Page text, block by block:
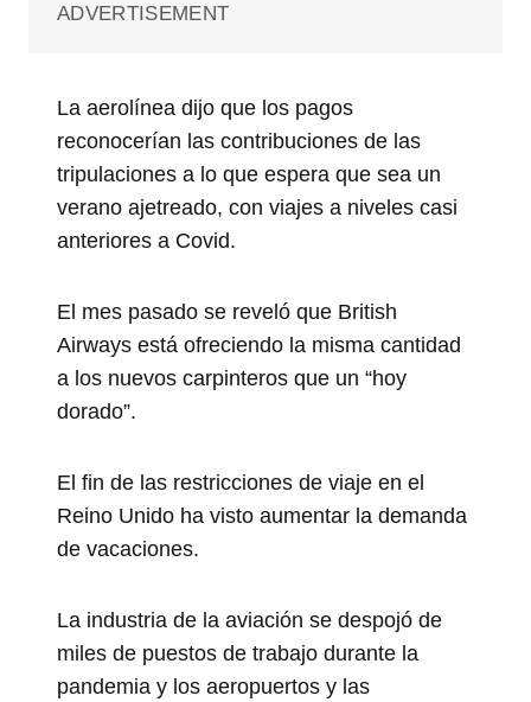
ADVERTISEMENT
La aerolínea dijo que los pagos
reconocerían las contribuciones de las
tripulaciones a lo que espera que sea un
verano ajetreado, con viajes a niveles casi
anteriores a Covid.
El mes pasado se reveló que British
Airways está ofreciendo la misma cantidad
a los nuevos carpinteros que un “hoy
dorado”.
El fin de las restricciones de viaje en el
Reino Unido ha visto aumentar la demanda
de vacaciones.
La industria de la aviación se despojó de
miles de puestos de trabajo durante la
pandemia y los aeropuertos y las